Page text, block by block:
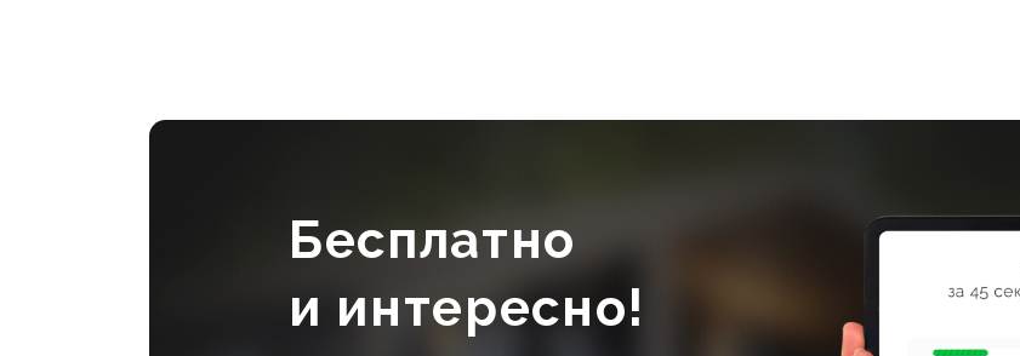
Бесплатно
и интересно!